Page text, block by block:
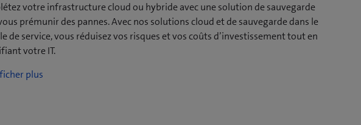
votre infrastructure cloud ou hybride avec une solution de sauvegarde
prémunir des pannes. Avec nos solutions cloud et de sauvegarde dans le
de service, vous réduisez vos risques et vos coûts d’investissement tout en
votre IT.
la sécurité opérationnelle, la